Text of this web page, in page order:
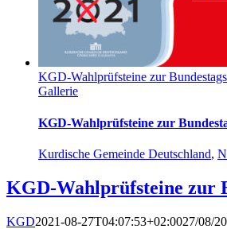
KGD-Wahlprüfsteine zur
Gallerie
KGD-Wahlprüfsteine zur
Kurdische Gemeinde Deutschland,
KGD-Wahlprüfsteine zur
KGD2021-08-27T04:07:53+02:0027/08/